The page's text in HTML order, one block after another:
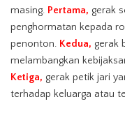
masing. Pertama, gerak
penghormatan kepada
penonton. Kedua, gerak
melambangkan
Ketiga, gerak petik jari
terhadap keluarga atau